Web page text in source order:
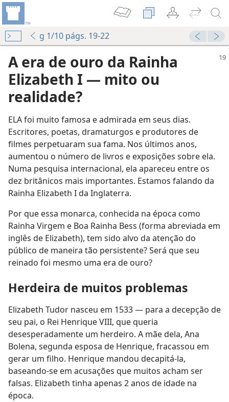
g 1/10 págs. 19-22
A era de ouro da Rainha
Elizabeth I — mito ou
realidade?
ELA foi muito famosa e admirada em seus dias.
Escritores, poetas, dramaturgos e produtores de
filmes perpetuaram sua fama. Nos últimos anos,
aumentou o número de livros e exposições sobre ela.
Numa pesquisa internacional, ela apareceu entre os
dez britânicos mais importantes. Estamos falando da
Rainha Elizabeth I da Inglaterra.
Por que essa monarca, conhecida na época como
Rainha Virgem e Boa Rainha Bess (forma abreviada em
inglês de Elizabeth), tem sido alvo da atenção do
público de maneira tão persistente? Será que seu
reinado foi mesmo uma era de ouro?
Herdeira de muitos problemas
Elizabeth Tudor nasceu em 1533 — para a decepção de
seu pai, o Rei Henrique VIII, que queria
desesperadamente um herdeiro. A mãe dela, Ana
Bolena, segunda esposa de Henrique, fracassou em
gerar um filho. Henrique mandou decapitá-la,
baseando-se em acusações que muitos acham ser
falsas. Elizabeth tinha apenas 2 anos de idade na
época.